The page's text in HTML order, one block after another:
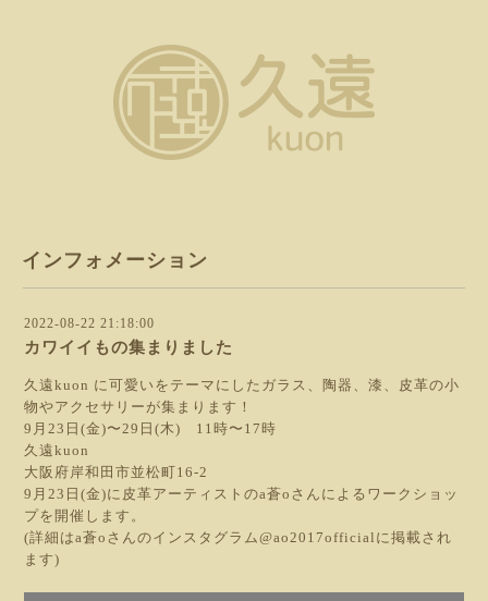
インフォメーション
2022-08-22 21:18:00
カワイイもの集まりました
久遠kuon に可愛いをテーマにしたガラス、陶器、漆、皮革の小
物やアクセサリーが集まります！
9月23日(金)〜29日(木) 11時〜17時
久遠kuon
大阪府岸和田市並松町16-2
9月23日(金)に皮革アーティストのa蒼oさんによるワークショッ
プを開催します。
(詳細はa蒼oさんのインスタグラム@ao2017officialに掲載され
ます)